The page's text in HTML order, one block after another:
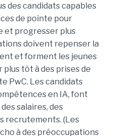
des candidats capables
de pointe pour
et progresser plus
doivent repenser la
et forment les jeunes
plus tôt à des prises de
PwC. Les candidats
en IA, font
salaires, des
recrutements. (Les
à des préoccupations